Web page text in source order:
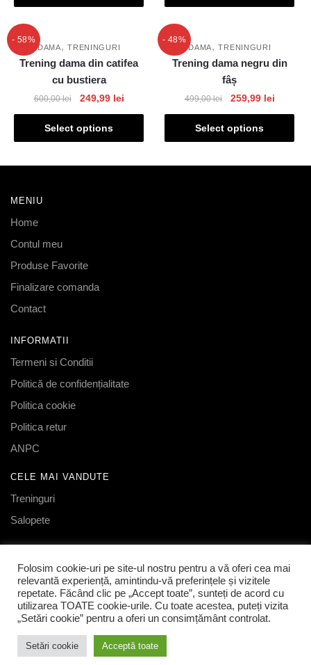
- 58%
DAMA,TRENINGURI
Trening dama din catifea
cu bustiera
600,00lei 249,99 lei
Select options
- 48%
DAMA,TRENINGURI
Trening dama negru din
fâș
499,00lei 259,99 lei
Select options
MENIU
Home
Contul meu
Produse Favorite
Finalizare comanda
Contact
INFORMATII
Termeni si Conditii
Politică de confidențialitate
Politica cookie
Politica retur
ANPC
CELE MAI VANDUTE
Treninguri
Salopete
Facebook
Instagram
© Deependent.ro 2023 | LITTLE CHAMP SRL | CUI: 47455645|
Folosim cookie-uri pe site-ul nostru pentru a vă oferi cea mai
relevantă experiență, amintindu-vă preferințele și vizitele
repetate. Făcând clic pe „Accept toate”, sunteți de acord cu
utilizarea TOATE cookie-urile. Cu toate acestea, puteți vizita
„Setări cookie” pentru a oferi un consimțământ controlat.
Setări cookie Acceptă toate